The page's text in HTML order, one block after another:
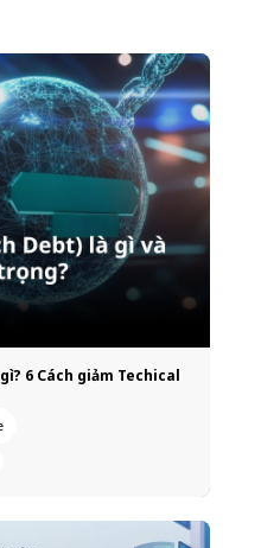
6 Cách giảm Techical